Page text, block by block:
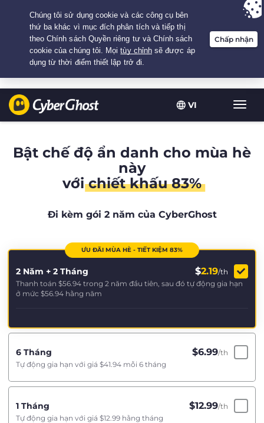
VI
đổi
Your choice:The Best Dealfor 2.1666666666667-years at $
/month
Bật chế độ ẩn danh cho mùa hè
này
vớichiết khấu 83%
Đi kèm gói 2 năm của CyberGhost
ƯU ĐÃI MÙA HÈ - TIẾT KIỆM 83%
2 Năm + 2 Tháng $2.19/th
Thanh toán $56.94 trong 2 năm đầu tiên, sau đó tự động gia hạn
ở mức $56.94 hằng năm
6 Tháng $6.99/th
Tự động gia hạn với giá $41.94 mỗi 6 tháng
1 Tháng $12.99/th
Tự động gia hạn với giá $12.99 hằng tháng